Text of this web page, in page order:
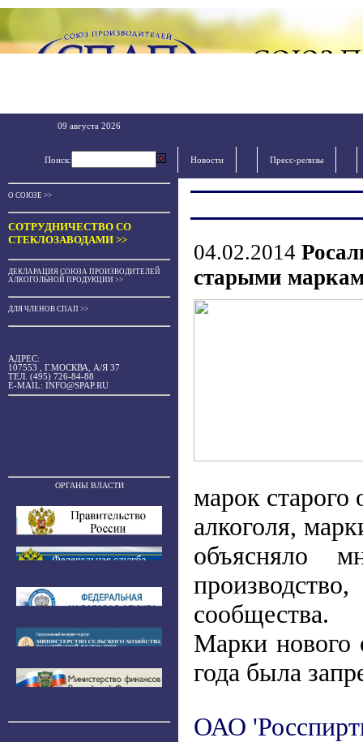
09 августа 2026
Поиск: Новости Пресс-релизы
О СОЮЗЕ >>
СОТРУДНИЧЕСТВО СО
СТЕКЛОЗАВОДАМИ >>
ДЕКЛАРАЦИЯ СОЮЗА ПРОИЗВОДИТЕЛЕЙ
АЛКОГОЛЬНОЙ ПРОДУКЦИИ >>
ДЛЯ ЧЛЕНОВ СПАП >>
АДРЕС:
107553 , Г.МОСКВА, А/Я 37
ТЕЛ. (495) 726-84-88
E-MAIL: INFO@SPAP.RU
ОРГАНЫ ВЛАСТИ
04.02.2014
старыми
марок старого
алкоголя,
объясняло
сообщества.
Марки нового
года была
ОАО